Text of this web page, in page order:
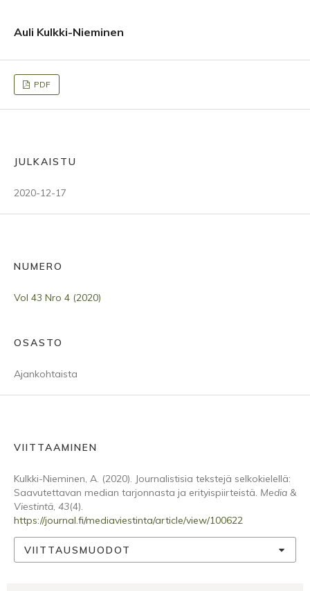
Auli Kulkki-Nieminen
PDF
JULKAISTU
2020-12-17
NUMERO
Vol 43 Nro 4 (2020)
OSASTO
Ajankohtaista
VIITTAAMINEN
Kulkki-Nieminen, A. (2020). Journalistisia tekstejä selkokielellä:
Saavutettavan median tarjonnasta ja erityispiirteistä. Media &
Viestintä, 43(4).
https://journal.fi/mediaviestinta/article/view/100622
VIITTAUSMUODOT